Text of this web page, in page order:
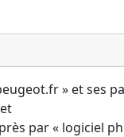
» et ses
par « logiciel